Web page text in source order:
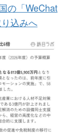
の「WeChat
込みへ